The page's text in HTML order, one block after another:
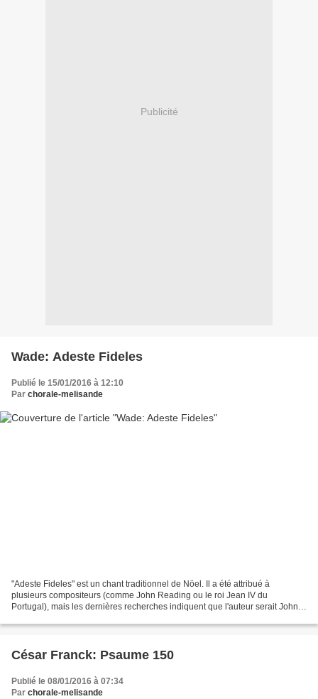
Publicité
Wade: Adeste Fideles
Publié le 15/01/2016 à 12:10
Par chorale-melisande
"Adeste Fideles" est un chant traditionnel de Nöel. Il a été attribué à
plusieurs compositeurs (comme John Reading ou le roi Jean IV du
Portugal), mais les dernières recherches indiquent que l'auteur serait John
César Franck: Psaume 150
Publié le 08/01/2016 à 07:34
Par chorale-melisande